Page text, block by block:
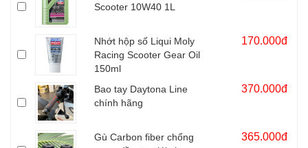
Scooter 10W40 1L
Nhớt hộp số Liqui Moly
Racing Scooter Gear Oil
150ml
170.000đ
Bao tay Daytona Line
chính hãng
370.000đ
Gù Carbon fiber chống
365.000đ